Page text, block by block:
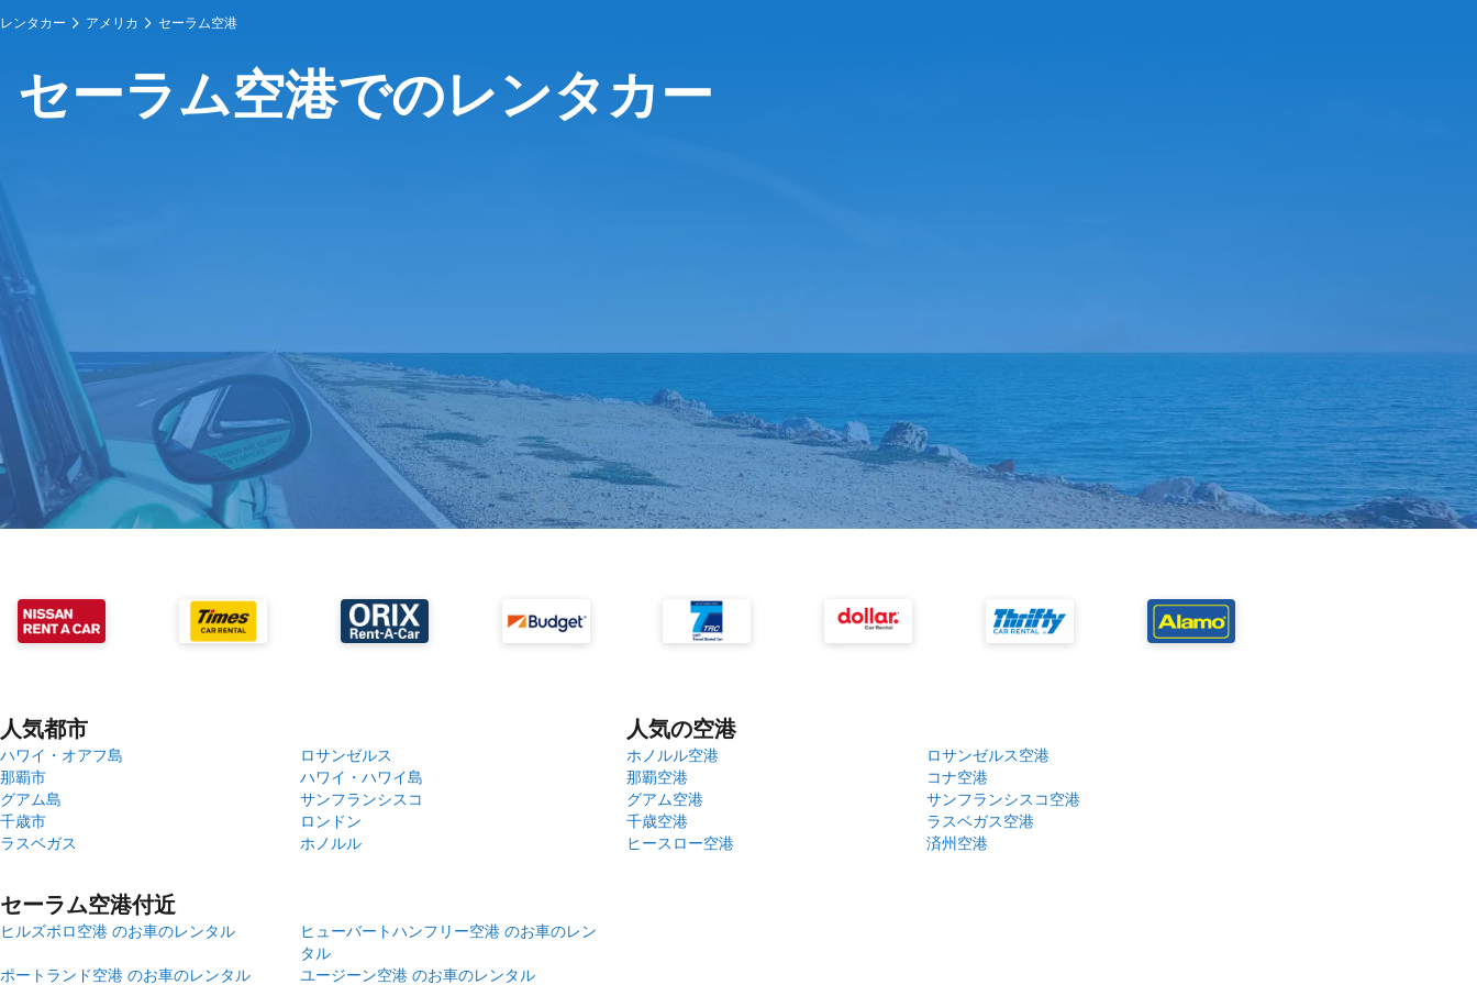
レンタカー アメリカ セーラム空港
セーラム空港でのレンタカー
人気都市
ハワイ・オアフ島
ロサンゼルス
那覇市
ハワイ・ハワイ島
グアム島
サンフランシスコ
千歳市
ロンドン
ラスベガス
ホノルル
人気の空港
ホノルル空港
ロサンゼルス空港
那覇空港
コナ空港
グアム空港
サンフランシスコ空港
千歳空港
ラスベガス空港
ヒースロー空港
済州空港
セーラム空港付近
ヒルズボロ空港 のお車のレンタル
ヒューバートハンフリー空港 のお車のレン
タル
ポートランド空港 のお車のレンタル
ユージーン空港 のお車のレンタル